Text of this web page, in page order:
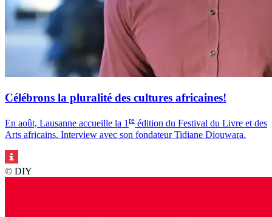
Célébrons la pluralité des cultures africaines!
En août, Lausanne accueille la 1re édition du Festival du Livre et des
Arts africains. Interview avec son fondateur Tidiane Diouwara.
© DIY